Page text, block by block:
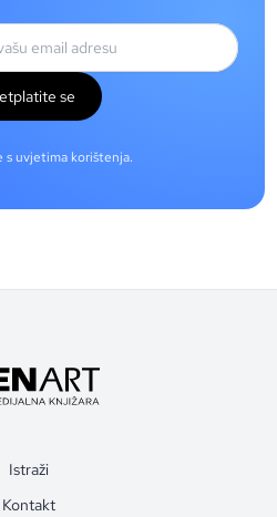
se
s uvjetima korištenja.
Istraži
Kontakt